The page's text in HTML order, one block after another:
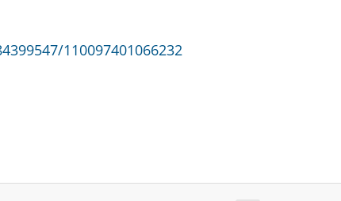
110097401066232